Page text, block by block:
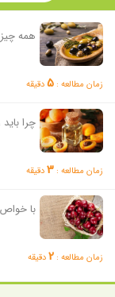
همه
زمان مطالعه : 5دقیقه
چرا
زمان مطالعه : 3دقیقه
با
زمان مطالعه : 2دقیقه